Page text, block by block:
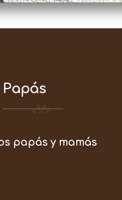
papás y mamás